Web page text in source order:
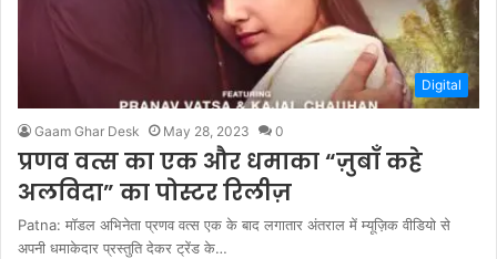
Digital
Gaam Ghar Desk May 28, 2023 0
प्रणव वत्स का एक और धमाका “ज़ुबाँ कहे
अलविदा” का पोस्टर रिलीज़
Patna: मॉडल अभिनेता प्रणव वत्स एक के बाद लगातार अंतराल में म्यूज़िक वीडियो से
अपनी धमाकेदार प्रस्तुति देकर ट्रेंड के…